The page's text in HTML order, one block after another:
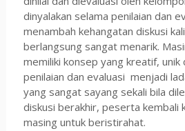
dinyalakan selama penilaian dan
menambah kehangatan diskusi
berlangsung sangat menarik.
memiliki konsep yang kreatif, unik
penilaian dan evaluasi menjadi
yang sangat sayang sekali bila
diskusi berakhir, peserta kembali
masing untuk beristirahat.